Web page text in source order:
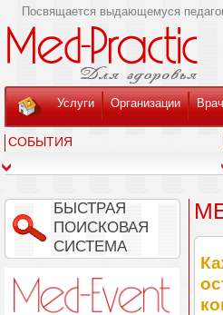
Посвящается выдающемуся
Услуги Организации
СОБЫТИЯ
БЫСТРАЯ
ПОИСКОВАЯ
СИСТЕМА